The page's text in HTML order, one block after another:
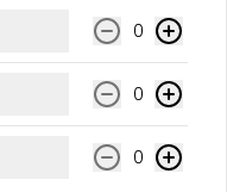
edamames
0
0
0